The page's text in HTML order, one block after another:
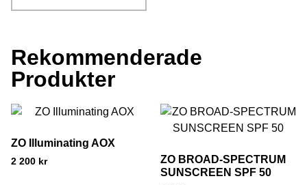
Rekommenderade
Produkter
ZO Illuminating AOX
2 200 kr
ZO BROAD-SPECTRUM
SUNSCREEN SPF 50